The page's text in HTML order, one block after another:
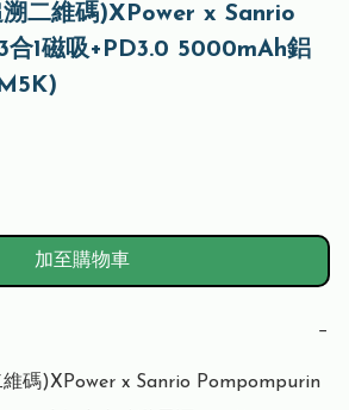
二維碼)XPower x Sanrio
合1磁吸+PD3.0 5000mAh鋁
加至購物車
−
碼)XPower x Sanrio Pompompurin